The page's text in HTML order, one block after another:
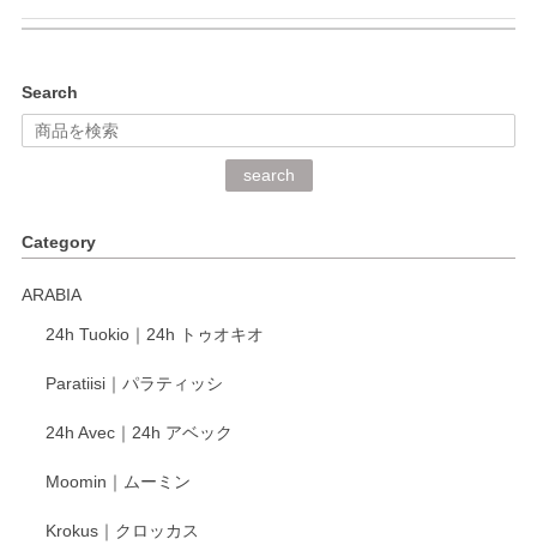
深さや大きさがとてもちょうど良く、手に馴染み、洗いやす
く、他の柄も何枚かこちらで買い、毎食時に使用していま
く交換して下さいました。
がとうございます。 同じシリーズの器を揃えて
います。 温かいお言葉をいただき、ありがとう
いたします。
Search
search
Category
ARABIA
24h Tuokio｜24h トゥオキオ
Paratiisi｜パラティッシ
24h Avec｜24h アベック
Moomin｜ムーミン
Krokus｜クロッカス